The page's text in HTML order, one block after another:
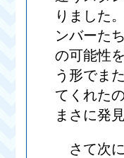
りました
ンバーた
の可能性
う形でま
てくれた
まさに発
さて次